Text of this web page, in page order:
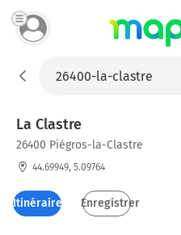
La Clastre
26400 Piégros-la-Clastre
44.69949, 5.09764
Itinéraires Enregistrer